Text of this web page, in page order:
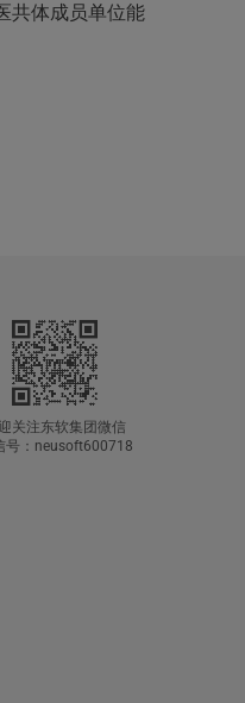
共体成员单位能
关注东软集团微信
号：neusoft600718